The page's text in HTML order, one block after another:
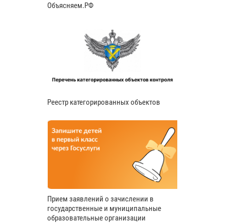
Объясняем.РФ
Реестр категорированных объектов
Прием заявлений о зачислении в
государственные и муниципальные
образовательные организации